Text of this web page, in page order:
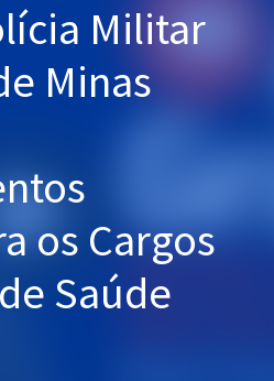
Militar
Minas
os Cargos
Saúde